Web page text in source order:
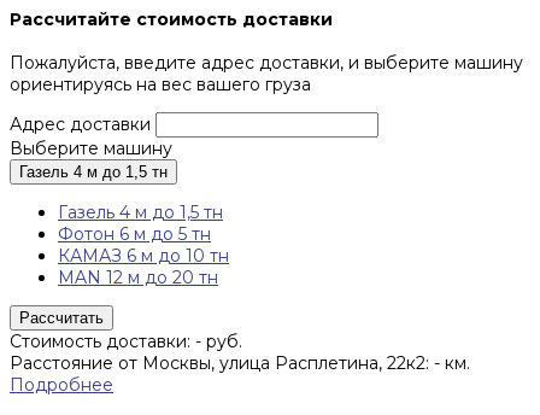
Рассчитайте стоимость доставки
Пожалуйста, введите адрес доставки, и выберите машину
ориентируясь на вес вашего груза
Адрес доставки
Выберите машину
Газель 4 м до 1,5 тн
Газель 4 м до 1,5 тн
Фотон 6 м до 5 тн
КАМАЗ 6 м до 10 тн
MAN 12 м до 20 тн
Рассчитать
Стоимость доставки: - руб.
Расстояние от Москвы, улица Расплетина, 22к2: - км.
Подробнее